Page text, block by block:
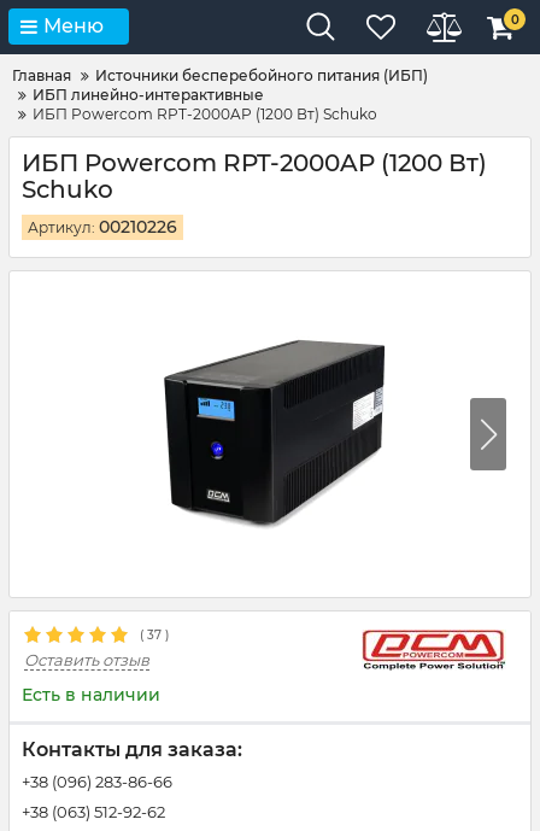
Меню 0
Главная
Источники бесперебойного питания (ИБП)
ИБП линейно-интерактивные
ИБП Powercom RPT-2000AP (1200 Вт) Schuko
ИБП Powercom RPT-2000AP (1200 Вт)
Schuko
Артикул: 00210226
( 37 )
Оставить отзыв
Есть в наличии
Контакты для заказа:
+38 (096) 283-86-66
+38 (063) 512-92-62